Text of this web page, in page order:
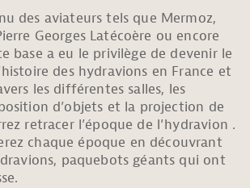
des aviateurs tels que Mermoz,
Georges Latécoère ou encore
base a eu le privilège de devenir le
des hydravions en France et
les différentes salles, les
d’objets et la projection de
retracer l’époque de l’hydravion .
chaque époque en découvrant
paquebots géants qui ont